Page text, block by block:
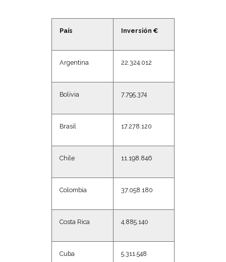
País Inversión €
Argentina 22.324.012
Bolivia 7.795.374
Brasil 17.278.120
Chile 11.198.846
Colombia 37.058.180
Costa Rica 4.885.140
Cuba 5.311.548